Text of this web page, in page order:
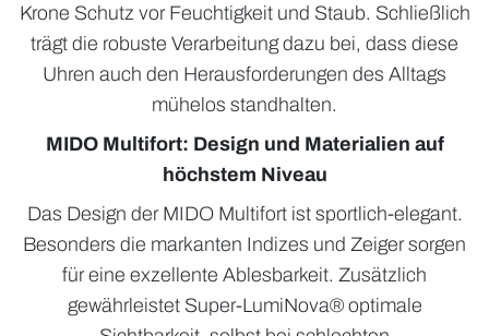
Krone Schutz vor Feuchtigkeit und Staub. Schließlich
trägt die robuste Verarbeitung dazu bei, dass diese
Uhren auch den Herausforderungen des Alltags
mühelos standhalten.
MIDO Multifort: Design und Materialien auf
höchstem Niveau
Das Design der MIDO Multifort ist sportlich-elegant.
Besonders die markanten Indizes und Zeiger sorgen
für eine exzellente Ablesbarkeit. Zusätzlich
gewährleistet Super-LumiNova® optimale